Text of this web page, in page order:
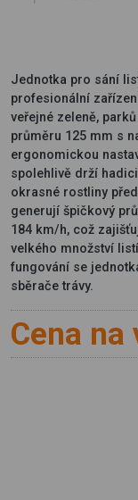
Jednotka pro sání
profesionální
veřejné zeleně,
průměru 125 mm s
ergonomickou
spolehlivě drží
okrasné rostliny
generují špičkový
184 km/h, což
velkého množství
fungování se
sběrače trávy.
Cena na